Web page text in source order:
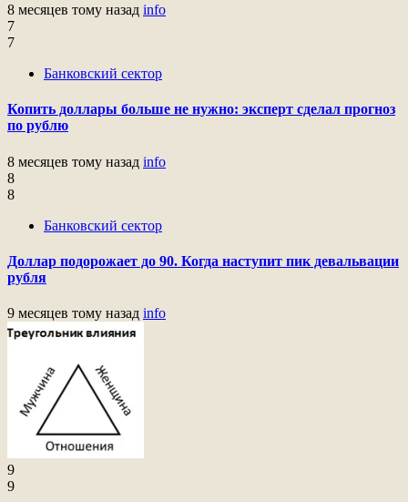
8 месяцев тому назад info
7
7
Банковский сектор
Копить доллары больше не нужно: эксперт сделал прогноз
по рублю
8 месяцев тому назад info
8
8
Банковский сектор
Доллар подорожает до 90. Когда наступит пик девальвации
рубля
9 месяцев тому назад info
9
9